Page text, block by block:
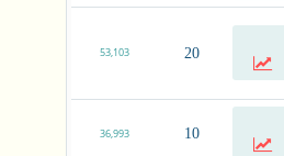
20
53,103
10
36,993